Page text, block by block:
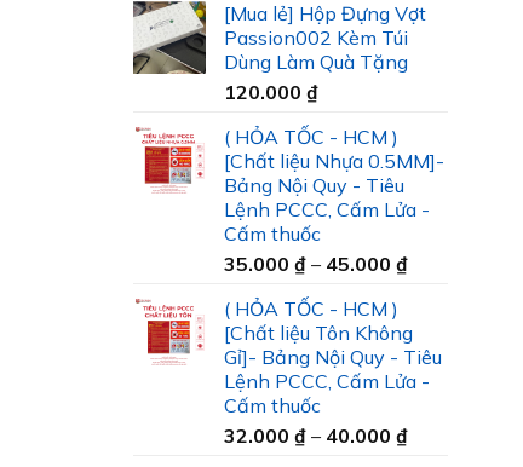
[Mua lẻ] Hộp Đựng Vợt
Passion002 Kèm Túi
Dùng Làm Quà Tặng
120.000 ₫
( HỎA TỐC - HCM )
[Chất liệu Nhựa 0.5MM]-
Bảng Nội Quy - Tiêu
Lệnh PCCC, Cấm Lửa -
Cấm thuốc
35.000 ₫ – 45.000 ₫Khoảng
35.000 ₫
đến
45.000 ₫
( HỎA TỐC - HCM )
[Chất liệu Tôn Không
Gỉ]- Bảng Nội Quy - Tiêu
Lệnh PCCC, Cấm Lửa -
Cấm thuốc
32.000 ₫ – 40.000 ₫Khoảng